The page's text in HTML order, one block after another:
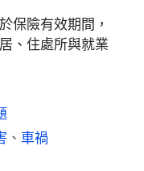
保險有效期間，
、住處所與就業
、車禍